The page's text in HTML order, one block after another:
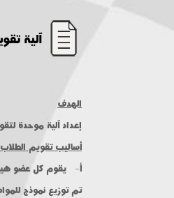
آلية
الهدف
إعداد آلية موحدة
أساليب تقويم الطلاب
أ‌- يقوم كل عضو
تم توزيع نموذج